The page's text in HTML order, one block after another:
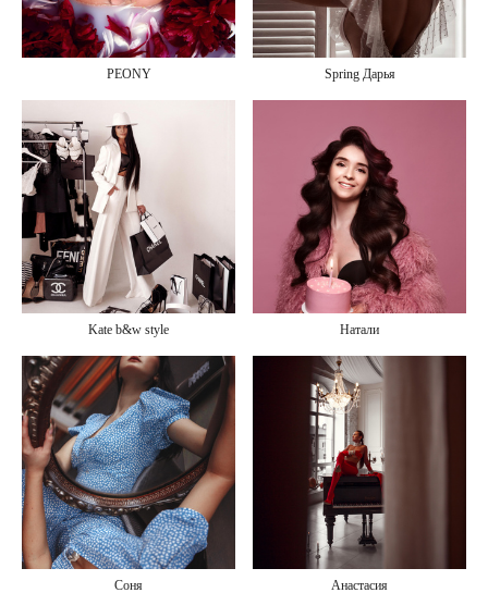
PEONY Spring Дарья
Kate b&w style Натали
Соня Анастасия